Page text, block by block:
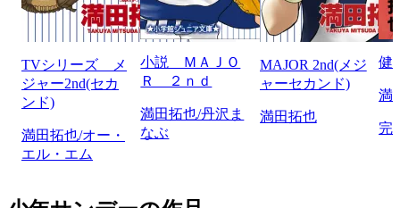
TVシリーズ メ
ジャー2nd(セカ
ンド)
満田拓也/オー・
エル・エム
小説 ＭＡＪＯ
Ｒ ２ｎｄ
満田拓也/丹沢ま
なぶ
MAJOR 2nd(メジ
ャーセカンド)
満田拓也
健
満
完